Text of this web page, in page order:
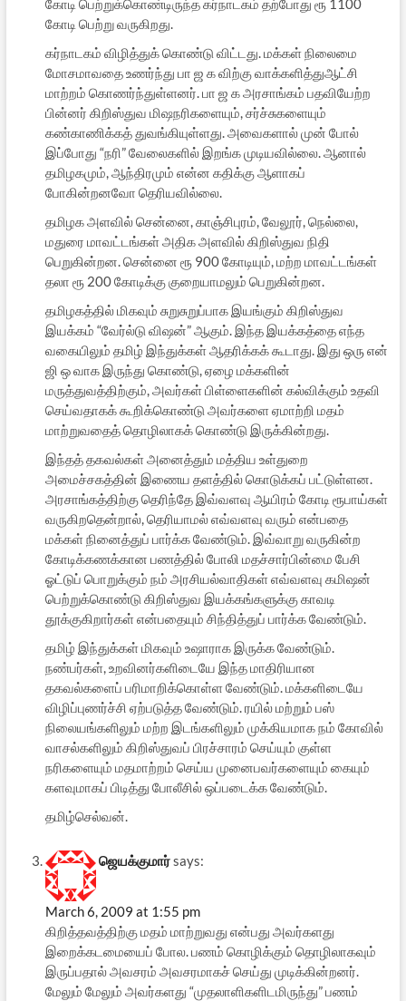
கோடி பெற்றுக்கொண்டிருந்த கர்நாடகம் தற்போது ரூ 1100
கோடி பெற்று வருகிறது.
கர்நாடகம் விழித்துக் கொண்டு விட்டது. மக்கள் நிலைமை
மோசமாவதை உணர்ந்து பா ஜ க விற்கு வாக்களித்துஆட்சி
மாற்றம் கொணர்ந்துள்ளனர். பா ஜ க அரசாங்கம் பதவியேற்ற
பின்னர் கிறிஸ்துவ மிஷநரிகளையும், சர்ச்சுகளையும்
கண்காணிக்கத் துவங்கியுள்ளது. அவைகளால் முன் போல்
இப்போது “நரி” வேலைகளில் இறங்க முடியவில்லை. ஆனால்
தமிழகமும், ஆந்திரமும் என்ன கதிக்கு ஆளாகப்
போகின்றனவோ தெரியவில்லை.
தமிழக அளவில் சென்னை, காஞ்சிபுரம், வேலூர், நெல்லை,
மதுரை மாவட்டங்கள் அதிக அளவில் கிறிஸ்துவ நிதி
பெறுகின்றன. சென்னை ரூ 900 கோடியும், மற்ற மாவட்டங்கள்
தலா ரூ 200 கோடிக்கு குறையாமலும் பெறுகின்றன.
தமிழகத்தில் மிகவும் சுறுசுறுப்பாக இயங்கும் கிறிஸ்துவ
இயக்கம் “வேர்ல்டு விஷன்” ஆகும். இந்த இயக்கத்தை எந்த
வகையிலும் தமிழ் இந்துக்கள் ஆதரிக்கக் கூடாது. இது ஒரு என்
ஜி ஒ வாக இருந்து கொண்டு, ஏழை மக்களின்
மருத்துவத்திற்கும், அவர்கள் பிள்ளைகளின் கல்விக்கும் உதவி
செய்வதாகக் கூறிக்கொண்டு அவர்களை ஏமாற்றி மதம்
மாற்றுவதைத் தொழிலாகக் கொண்டு இருக்கின்றது.
இந்தத் தகவல்கள் அனைத்தும் மத்திய உள்துறை
அமைச்சகத்தின் இணைய தளத்தில் கொடுக்கப் பட்டுள்ளன.
அரசாங்கத்திற்கு தெரிந்தே இவ்வளவு ஆயிரம் கோடி ரூபாய்கள்
வருகிறதென்றால், தெரியாமல் எவ்வளவு வரும் என்பதை
மக்கள் நினைத்துப் பார்க்க வேண்டும். இவ்வாறு வருகின்ற
கோடிக்கணக்கான பணத்தில் போலி மதச்சார்பின்மை பேசி
ஓட்டுப் பொறுக்கும் நம் அரசியல்வாதிகள் எவ்வளவு கமிஷன்
பெற்றுக்கொண்டு கிறிஸ்துவ இயக்கங்களுக்கு காவடி
தூக்குகிறார்கள் என்பதையும் சிந்தித்துப் பார்க்க வேண்டும்.
தமிழ் இந்துக்கள் மிகவும் உஷாராக இருக்க வேண்டும்.
நண்பர்கள், உறவினர்களிடையே இந்த மாதிரியான
தகவல்களைப் பரிமாறிக்கொள்ள வேண்டும். மக்களிடையே
விழிப்புணர்ச்சி ஏற்படுத்த வேண்டும். ரயில் மற்றும் பஸ்
நிலையங்களிலும் மற்ற இடங்களிலும் முக்கியமாக நம் கோவில்
வாசல்களிலும் கிறிஸ்துவப் பிரச்சாரம் செய்யும் குள்ள
நரிகளையும் மதமாற்றம் செய்ய முனைபவர்களையும் கையும்
களவுமாகப் பிடித்து போலீசில் ஒப்படைக்க வேண்டும்.
தமிழ்செல்வன்.
ஜெயக்குமார்says:
March 6, 2009 at 1:55 pm
கிறித்தவத்திற்கு மதம் மாற்றுவது என்பது அவர்களது
இறைக்கடமையைப் போல. பணம் கொழிக்கும் தொழிலாகவும்
இருப்பதால் அவசரம் அவசரமாகச் செய்து முடிக்கின்றனர்.
மேலும் மேலும் அவர்களது “முதலாளிகளிடமிருந்து” பணம்